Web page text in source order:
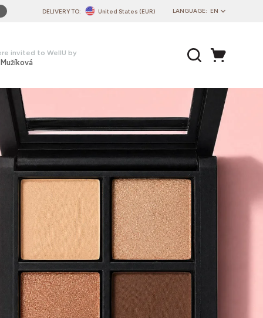
LANGUAGE: EN
EN
SK
PT
DELIVERY TO: United States (EUR)
invited to WellU by